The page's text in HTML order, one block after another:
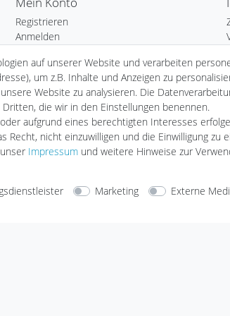
Registrieren
Anmelden
Kasse
Wunschliste
Händleranfrage
auf unserer Website und verarbeiten
um z.B. Inhalte und Anzeigen zu
Website zu analysieren. Die
die wir in den Einstellungen benennen.
aufgrund eines berechtigten Interesses
Recht, nicht einzuwilligen und die Einwilligung zu
Impressum und weitere Hinweise zur
Marketing Externe